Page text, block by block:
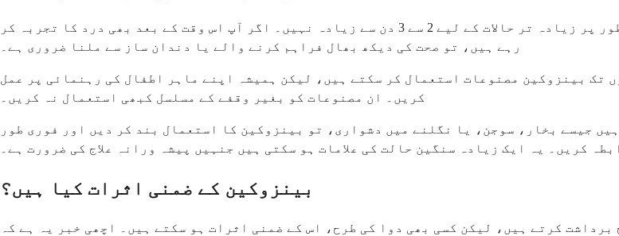
بینزوکین صرف قلیل مدتی استعمال کے لیے ڈیزائن کیا گیا ہے - عام طور پر زیادہ تر حالات کے لیے 2 سے 3 دن سے زیادہ نہیں۔ اگر آپ اس وقت کے بعد بھی درد کا تجربہ کر
رہے ہیں، تو صحت کی دیکھ بھال فراہم کرنے والے یا دندان ساز سے ملنا ضروری ہے۔
تک بینزوکین مصنوعات استعمال کر سکتے ہیں، لیکن ہمیشہ اپنے ماہر اطفال کی رہنمائی پر عمل
کریں۔ ان مصنوعات کو بغیر وقفے کے مسلسل کبھی استعمال نہ کریں۔
جیسے بخار، سوجن، یا نگلنے میں دشواری، تو بینزوکین کا استعمال بند کر دیں اور فوری طور
کریں۔ یہ ایک زیادہ سنگین حالت کی علامات ہو سکتی ہیں جنہیں پیشہ ورانہ علاج کی ضرورت ہے۔
بینزوکین کے ضمنی اثرات کیا ہیں؟
کرتے ہیں، لیکن کسی بھی دوا کی طرح، اس کے ضمنی اثرات ہو سکتے ہیں۔ اچھی خبر یہ ہے کہ